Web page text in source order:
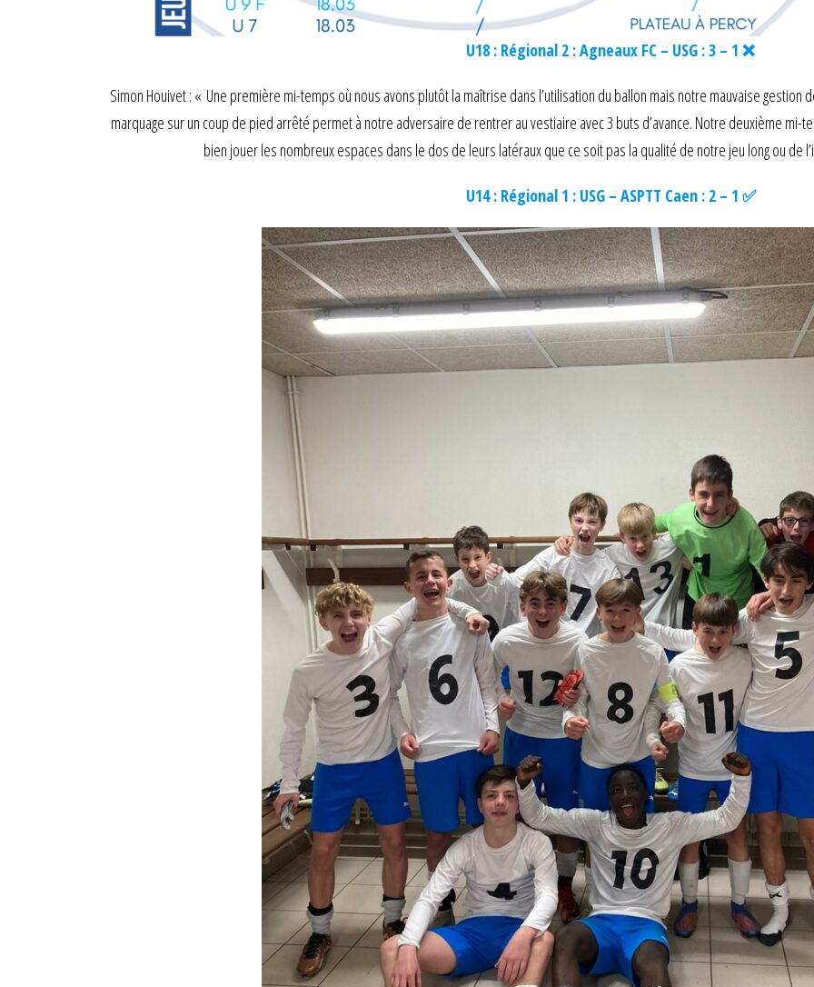
U18 : Régional 2 : Agneaux FC – USG : 3 – 1 ❌
Simon Houivet : « Une première mi-temps où nous avons plutôt la maîtrise dans l’utilisation du ballon mais notre mauvaise
marquage sur un coup de pied arrêté permet à notre adversaire de rentrer au vestiaire avec 3 buts d’avance. Notre deuxième
bien jouer les nombreux espaces dans le dos de leurs latéraux que ce soit pas la qualité de notre jeu long ou de
U14 : Régional 1 : USG – ASPTT Caen : 2 – 1 ✅